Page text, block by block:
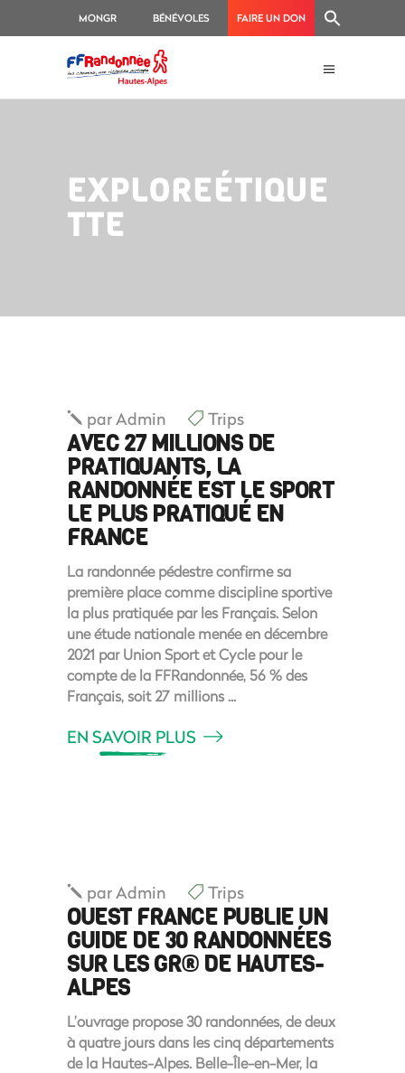
MONGR BÉNÉVOLES FAIRE UN DON
EXPLOREÉTIQUE
TTE
parAdmin Trips
AVEC 27 MILLIONS DE
PRATIQUANTS, LA
RANDONNÉE EST LE SPORT
LE PLUS PRATIQUÉ EN
FRANCE
La randonnée pédestre confirme sa
première place comme discipline sportive
la plus pratiquée par les Français. Selon
une étude nationale menée en décembre
2021 par Union Sport et Cycle pour le
compte de la FFRandonnée, 56 % des
Français, soit 27 millions
EN SAVOIR PLUS
parAdmin Trips
OUEST FRANCE PUBLIE UN
GUIDE DE 30 RANDONNÉES
SUR LES GR® DE HAUTES-
ALPES
L’ouvrage propose 30 randonnées, de deux
à quatre jours dans les cinq départements
de la Hautes-Alpes. Belle-Île-en-Mer, la